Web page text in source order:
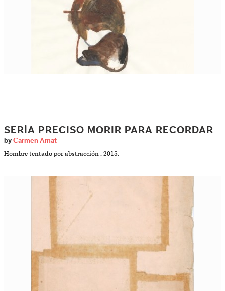
SERÍA PRECISO MORIR PARA RECORDAR
by Carmen Amat
Hombre tentado por abstracción , 2015.